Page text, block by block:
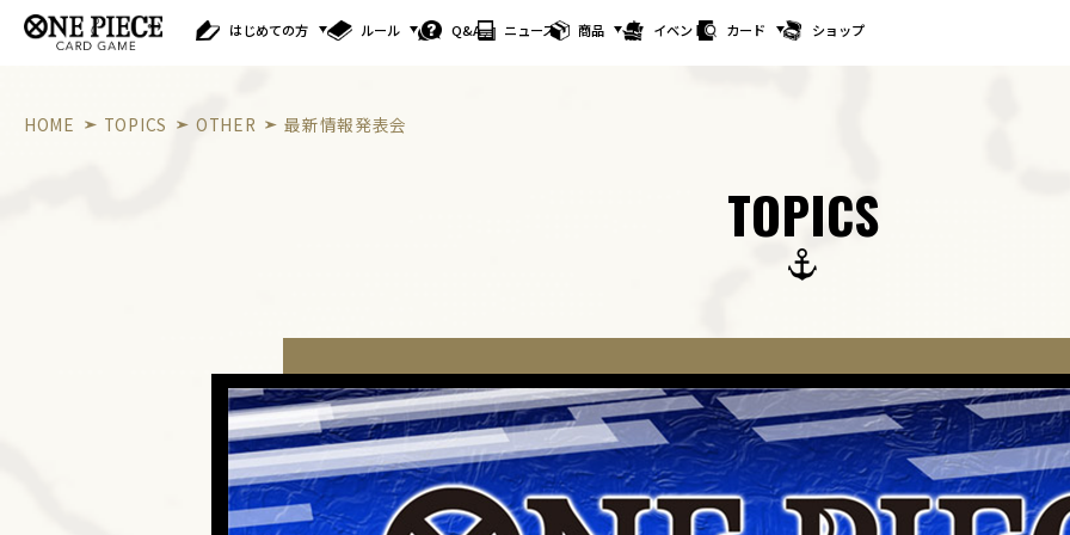
はじめての方 ルール Q&A ニュース 商品 イベント カード ショップ
HOME TOPICS OTHER 最新情報発表会
TOPICS